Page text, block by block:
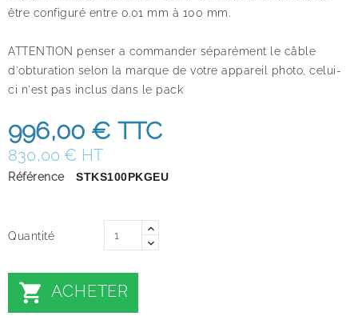
être configuré entre 0.01 mm à 100 mm.
ATTENTION penser a commander séparément le câble
d'obturation selon la marque de votre appareil photo, celui-
ci n'est pas inclus dans le pack
996,00 € TTC
830,00 € HT
Référence STKS100PKGEU
Quantité
 ACHETER